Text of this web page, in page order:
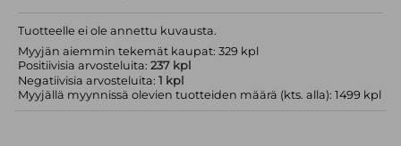
Tuotteelle ei ole annettu kuvausta.
Myyjän aiemmin tekemät kaupat: 329 kpl
Positiivisia arvosteluita:237 kpl
Negatiivisia arvosteluita:1 kpl
Myyjällä myynnissä olevien tuotteiden määrä (kts. alla): 1499 kpl